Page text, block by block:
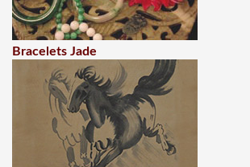
Bracelets Jade